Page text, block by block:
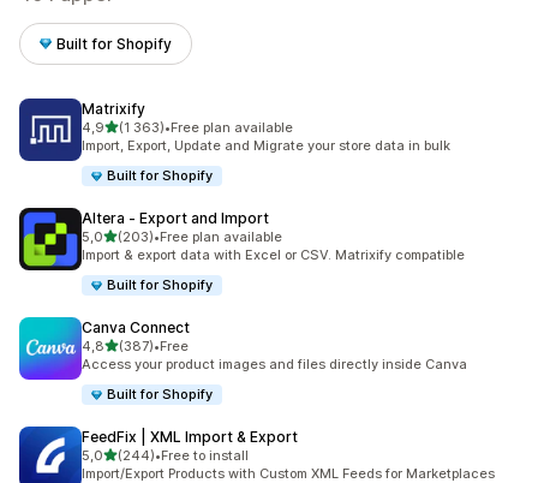
Built for Shopify
Matrixify
4,9av 5 stjerner
(1 363)
Totalt 1363 omtaler
•Free plan available
Import, Export, Update and Migrate your store data in bulk
Built for Shopify
Altera ‑ Export and Import
5,0av 5 stjerner
(203)
Totalt 203 omtaler
•Free plan available
Import & export data with Excel or CSV. Matrixify compatible
Built for Shopify
Canva Connect
4,8av 5 stjerner
(387)
Totalt 387 omtaler
•Free
Access your product images and files directly inside Canva
Built for Shopify
FeedFix | XML Import & Export
5,0av 5 stjerner
(244)
Totalt 244 omtaler
•Free to install
Import/Export Products with Custom XML Feeds for Marketplaces